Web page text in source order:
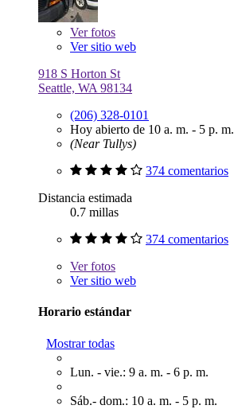
Verfotos
Ver sitio web
918 S Horton St
Seattle, WA 98134
(206) 328-0101
Hoy abierto de 10 a. m. - 5 p. m.
(Near Tullys)
374 comentarios
Distancia estimada
0.7 millas
374 comentarios
Verfotos
Ver sitio web
Horario estándar
Mostrar todas
Lun. - vie.: 9 a. m. - 6 p. m.
Sáb.- dom.: 10 a. m. - 5 p. m.